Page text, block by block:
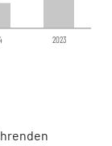
2023